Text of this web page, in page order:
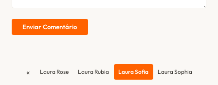
Enviar Comentário
« Laura Rose Laura Rubia Laura Sofia Laura Sophia